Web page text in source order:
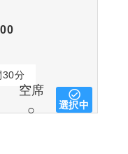
30分
空席
○
選択中